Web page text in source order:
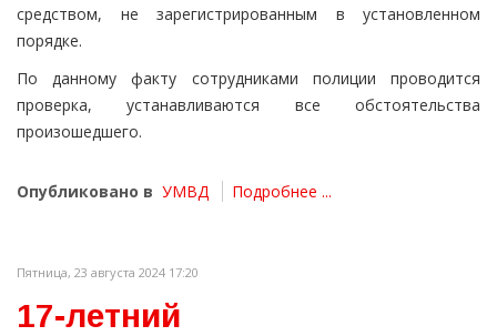
средством, не зарегистрированным в установленном
порядке.
По данному факту сотрудниками полиции проводится
проверка, устанавливаются все обстоятельства
произошедшего.
Опубликовано в УМВД Подробнее ...
Пятница, 23 августа 2024 17:20
17-летний